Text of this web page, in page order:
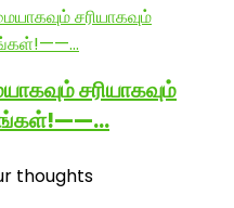
சரியாகவும்
thoughts